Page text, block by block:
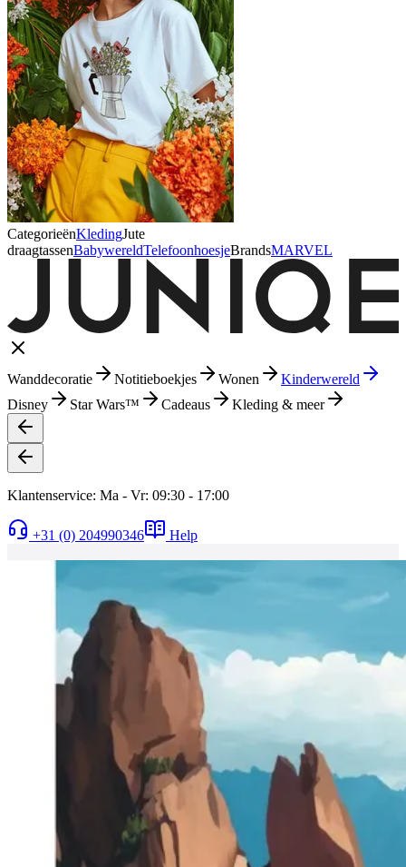
CategorieënKledingJute
draagtassenBabywereldTelefoonhoesjeBrandsMARVEL
Wanddecoratie Notitieboekjes Wonen
Kinderwereld
Disney
Star Wars™ Cadeaus Kleding & meer
Klantenservice: Ma - Vr: 09:30 - 17:00
+31 (0) 204990346 Help